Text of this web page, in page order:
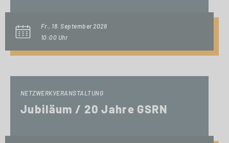
Fr., 18. September 2026
10:00 Uhr
NETZWERKVERANSTALTUNG
Jubiläum / 20 Jahre GSRN